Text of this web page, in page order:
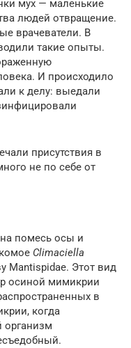
мух — маленькие
людей отвращение.
врачеватели. В
такие опыты.
И происходило
к делу: вы­едали
присутствия в
не по себе от
помесь осы и
Climaciella
Mantispidae. Этот вид
осиной мимикрии
в
когда